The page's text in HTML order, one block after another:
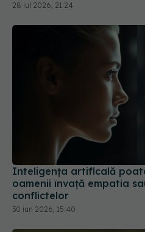
28 iul 2026, 21:24
Inteligența artificală
oamenii învață empatia
conflictelor
30 iun 2026, 15:40